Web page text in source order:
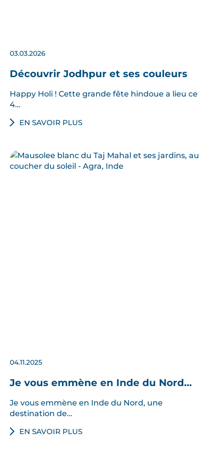
03.03.2026
Découvrir Jodhpur et ses couleurs
Happy Holi ! Cette grande fête hindoue a lieu ce
4…
EN SAVOIR PLUS
04.11.2025
Je vous emmène en Inde du Nord…
Je vous emmène en Inde du Nord, une
destination de…
EN SAVOIR PLUS